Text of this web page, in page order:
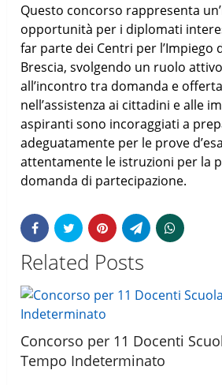
Questo concorso rappresenta
opportunità per i diplomati
far parte dei Centri per l’Impiego
Brescia, svolgendo un ruolo
all’incontro tra domanda e
nell’assistenza ai cittadini e alle
aspiranti sono incoraggiati a
adeguatamente per le prove
attentamente le istruzioni per la
domanda di partecipazione.
Related Posts
Concorso per 11 Docenti
Tempo Indeterminato